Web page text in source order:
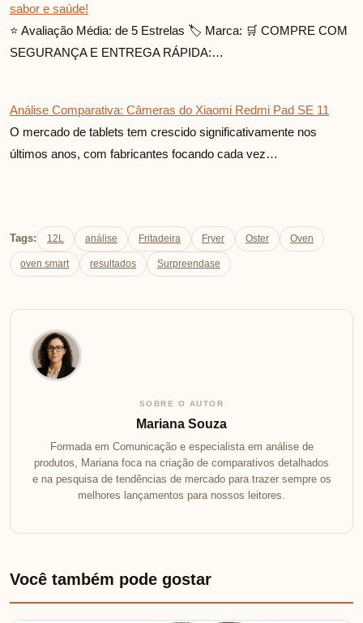
sabor e saúde!
⭐ Avaliação Média: de 5 Estrelas 🏷️ Marca: 🛒 COMPRE COM
SEGURANÇA E ENTREGA RÁPIDA:…
Análise Comparativa: Câmeras do Xiaomi Redmi Pad SE 11
O mercado de tablets tem crescido significativamente nos
últimos anos, com fabricantes focando cada vez…
Tags: 12L análise Fritadeira Fryer Oster Oven
oven smart resultados Surpreendase
SOBRE O AUTOR
Mariana Souza
Formada em Comunicação e especialista em análise de
produtos, Mariana foca na criação de comparativos detalhados
e na pesquisa de tendências de mercado para trazer sempre os
melhores lançamentos para nossos leitores.
Você também pode gostar